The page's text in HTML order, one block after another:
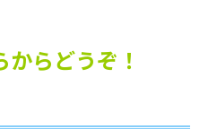
らどうぞ！